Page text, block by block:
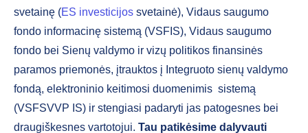
svetainę (ES investicijos svetainė), Vidaus saugumo
fondo informacinę sistemą (VSFIS), Vidaus saugumo
fondo bei Sienų valdymo ir vizų politikos finansinės
paramos priemonės, įtrauktos į Integruoto sienų valdymo
fondą, elektroninio keitimosi duomenimis sistemą
(VSFSVVP IS) ir stengiasi padaryti jas patogesnes bei
draugiškesnes vartotojui. Tau patikėsime dalyvauti